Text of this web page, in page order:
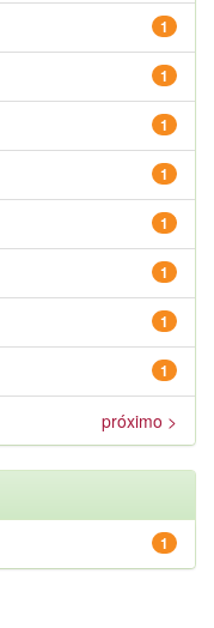
1
1
1
1
1
1
1
1
próximo >
1